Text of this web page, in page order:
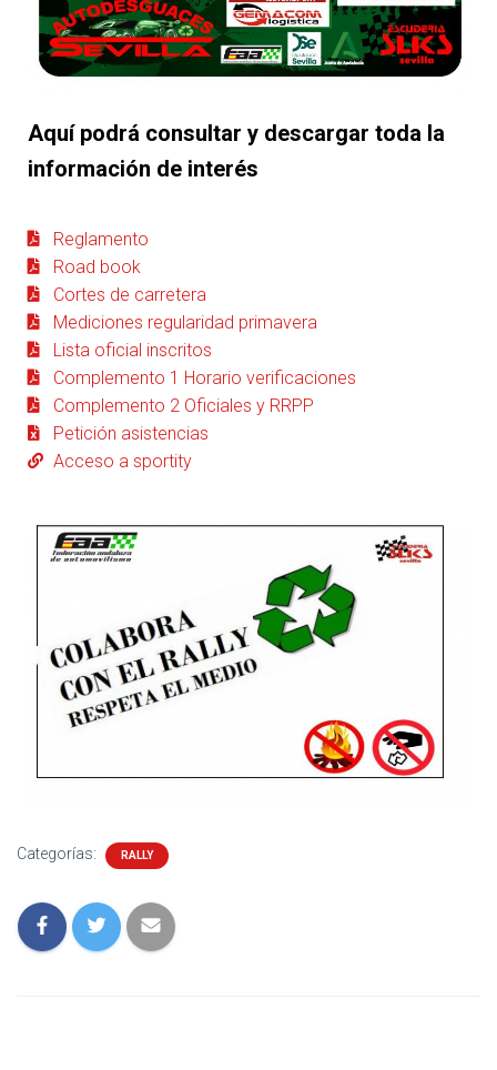
Aquí podrá consultar y descargar toda la
información de interés
Reglamento
Road book
Cortes de carretera
Mediciones regularidad primavera
Lista oficial inscritos
Complemento 1 Horario verificaciones
Complemento 2 Oficiales y RRPP
Petición asistencias
Acceso a sportity
Categorías: RALLY